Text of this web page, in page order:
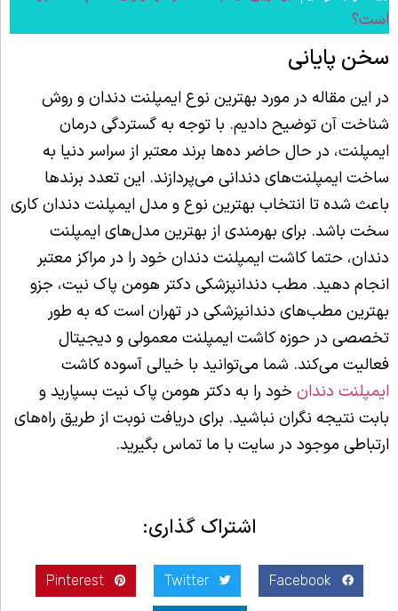
است؟
سخن پایانی
در این مقاله در مورد بهترین نوع ایمپلنت دندان و روش
شناخت آن توضیح دادیم. با توجه به گستردگی درمان
ایمپلنت، در حال حاضر ده‌ها برند معتبر از سراسر دنیا به
ساخت ایمپلنت‌های دندانی می‌پردازند. این تعدد برندها
باعث شده تا انتخاب بهترین نوع و مدل ایمپلنت دندان کاری
سخت باشد. برای بهرمندی از بهترین مدل‌های ایمپلنت
دندان، حتما کاشت ایمپلنت دندان خود را در مراکز معتبر
انجام دهید. مطب دندانپزشکی دکتر هومن پاک نیت، جزو
بهترین مطب‌های دندانپزشکی در تهران است که به طور
تخصصی در حوزه کاشت ایمپلنت معمولی و دیجیتال
فعالیت می‌کند. شما می‌توانید با خیالی آسوده کاشت
ایمپلنت دندان خود را به دکتر هومن پاک نیت بسپارید و
بابت نتیجه نگران نباشید. برای دریافت نوبت از طریق راه‌های
ارتباطی موجود در سایت با ما تماس بگیرید.
اشتراک گذاری:
Facebook
Twitter
Pinterest